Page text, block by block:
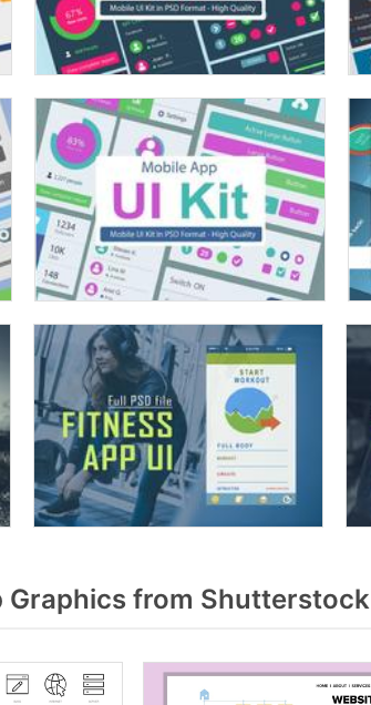
Graphics from Shutterstock